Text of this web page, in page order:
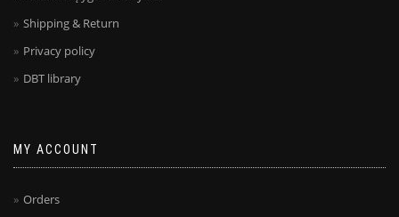
Shipping & Return
Privacy policy
DBT library
MY ACCOUNT
Orders